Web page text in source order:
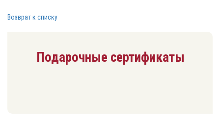
Возврат к списку
Подарочные сертификаты